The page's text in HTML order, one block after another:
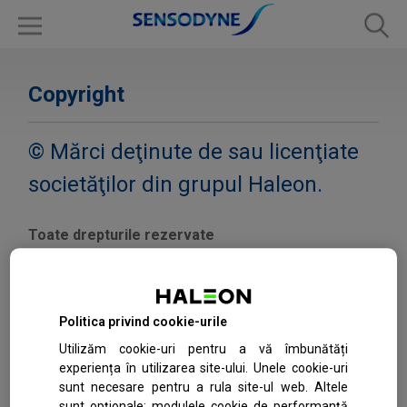
Copyright
© Mărci deţinute de sau licenţiate
societăţilor din grupul Haleon.
Toate drepturile rezervate
internaționale privind drepturile de autor. Aveți dreptul
să descărcați conținutul numai pentru uz personal în
scopuri necomerciale, dar nu este permisă nicio
modificare sau reproducere ulterioară a acestuiai.
Conținutul nu poate fi copiat sau folosit.
Mărcile comerciale, mărcile serviciilor, denumirile
Politica privind cookie-urile
Utilizăm cookie-uri pentru a vă îmbunătăți
experiența în utilizarea site-ului. Unele cookie-uri
sunt necesare pentru a rula site-ul web. Altele